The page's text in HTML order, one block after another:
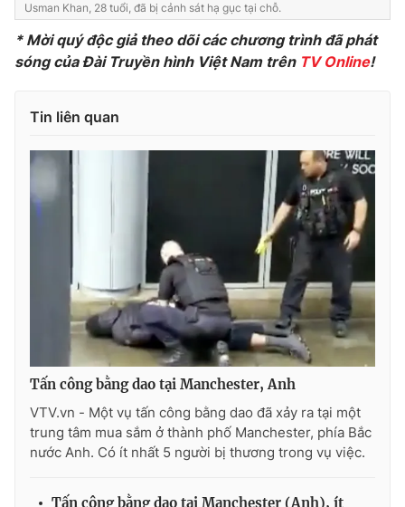
Tư vấn
Chuyên mục khác
Shorts video
VTV Thể thao
VTV Sức khoẻ Bất động sản
Thị trường 24h Tấm lòng Việt
VTV4 Vươn mình bằng AI
VTV9 VTV8
Liên hệ tòa soạn English
Usman Khan, 28 tuổi, đã bị cảnh sát hạ gục tại chỗ.
* Mời quý độc giả theo dõi các chương trình đã phát
sóng của Đài Truyền hình Việt Nam trên TV Online!
Tin liên quan
Tấn công bằng dao tại Manchester, Anh
VTV.vn - Một vụ tấn công bằng dao đã xảy ra tại một
trung tâm mua sắm ở thành phố Manchester, phía Bắc
nước Anh. Có ít nhất 5 người bị thương trong vụ việc.
Tấn công bằng dao tại Manchester (Anh), ít